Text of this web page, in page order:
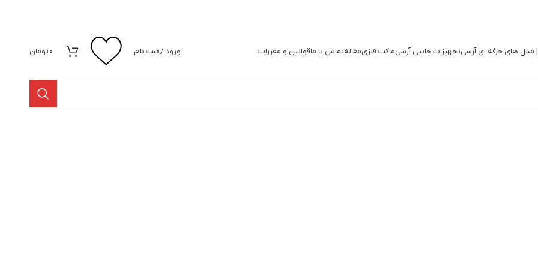
| مدل های حرفه ای آرسیتجهیزات جانبی آرسیماکت فلزیمقالهتماس با ماقوانین و مقررات ورود / ثبت نام 0تومان